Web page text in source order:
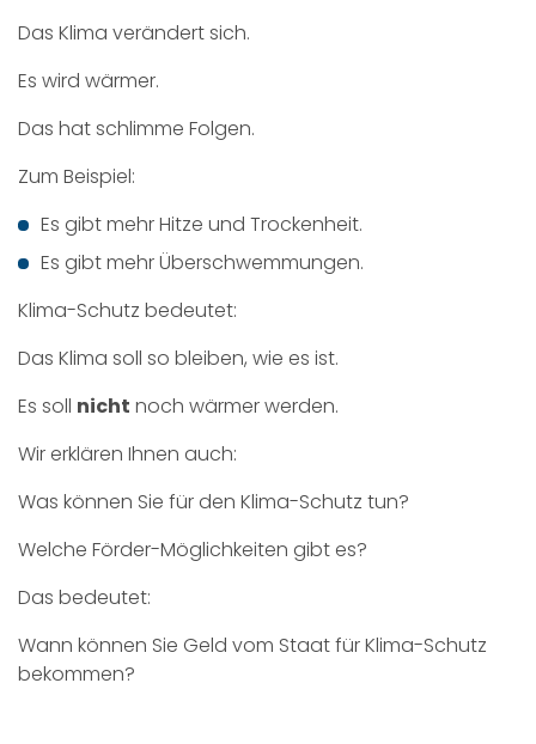
Das Klima verändert sich.
Es wird wärmer.
Das hat schlimme Folgen.
Zum Beispiel:
Es gibt mehr Hitze und Trockenheit.
Es gibt mehr Überschwemmungen.
Klima-Schutz bedeutet:
Das Klima soll so bleiben, wie es ist.
Es soll nicht noch wärmer werden.
Wir erklären Ihnen auch:
Was können Sie für den Klima-Schutz tun?
Welche Förder-Möglichkeiten gibt es?
Das bedeutet:
Wann können Sie Geld vom Staat für Klima-Schutz
bekommen?